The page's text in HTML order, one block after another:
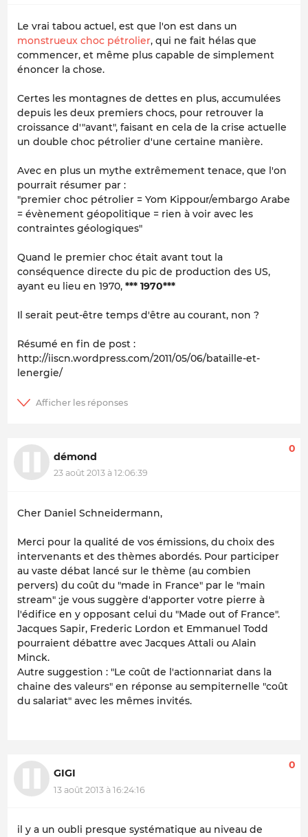
Le vrai tabou actuel, est que l'on est dans un
monstrueux choc pétrolier, qui ne fait hélas que
commencer, et même plus capable de simplement
énoncer la chose.
Certes les montagnes de dettes en plus, accumulées
depuis les deux premiers chocs, pour retrouver la
croissance d'"avant", faisant en cela de la crise actuelle
un double choc pétrolier d'une certaine manière.
Avec en plus un mythe extrêmement tenace, que l'on
pourrait résumer par :
"premier choc pétrolier = Yom Kippour/embargo Arabe
= évènement géopolitique = rien à voir avec les
contraintes géologiques"
Quand le premier choc était avant tout la
conséquence directe du pic de production des US,
ayant eu lieu en 1970, *** 1970***
Il serait peut-être temps d'être au courant, non ?
Résumé en fin de post :
http://iiscn.wordpress.com/2011/05/06/bataille-et-
lenergie/
démond
23 août 2013 à 12:06:39
0
Cher Daniel Schneidermann,
Merci pour la qualité de vos émissions, du choix des
intervenants et des thèmes abordés. Pour participer
au vaste débat lancé sur le thème (au combien
pervers) du coût du "made in France" par le "main
stream" ;je vous suggère d'apporter votre pierre à
l'édifice en y opposant celui du "Made out of France".
Jacques Sapir, Frederic Lordon et Emmanuel Todd
pourraient débattre avec Jacques Attali ou Alain
Minck.
Autre suggestion : "Le coût de l'actionnariat dans la
chaine des valeurs" en réponse au sempiternelle "coût
du salariat" avec les mêmes invités.
GIGI
13 août 2013 à 16:24:16
0
il y a un oubli presque systématique au niveau de